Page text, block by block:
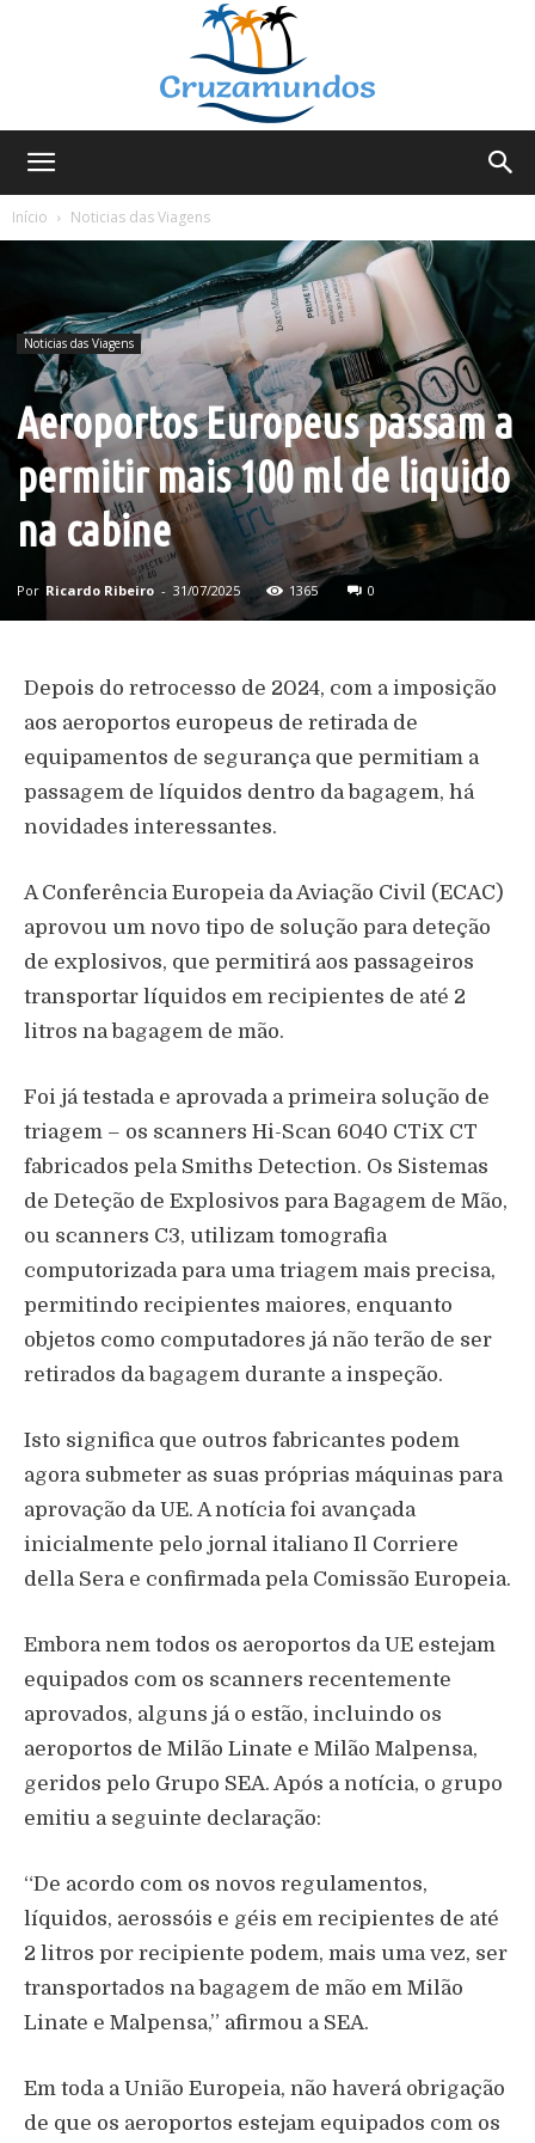
Início
Noticias das Viagens
Noticias das Viagens
Aeroportos Europeus passam a
permitir mais 100 ml de liquido
na cabine
Por Ricardo Ribeiro - 31/07/2025 1365 0
Depois do retrocesso de 2024, com a imposição
aos aeroportos europeus de retirada de
equipamentos de segurança que permitiam a
passagem de líquidos dentro da bagagem, há
novidades interessantes.
A Conferência Europeia da Aviação Civil (ECAC)
aprovou um novo tipo de solução para deteção
de explosivos, que permitirá aos passageiros
transportar líquidos em recipientes de até 2
litros na bagagem de mão.
Foi já testada e aprovada a primeira solução de
triagem – os scanners Hi-Scan 6040 CTiX CT
fabricados pela Smiths Detection. Os Sistemas
de Deteção de Explosivos para Bagagem de Mão,
ou scanners C3, utilizam tomografia
computorizada para uma triagem mais precisa,
permitindo recipientes maiores, enquanto
objetos como computadores já não terão de ser
retirados da bagagem durante a inspeção.
Isto significa que outros fabricantes podem
agora submeter as suas próprias máquinas para
aprovação da UE. A notícia foi avançada
inicialmente pelo jornal italiano Il Corriere
della Sera e confirmada pela Comissão Europeia.
Embora nem todos os aeroportos da UE estejam
equipados com os scanners recentemente
aprovados, alguns já o estão, incluindo os
aeroportos de Milão Linate e Milão Malpensa,
geridos pelo Grupo SEA. Após a notícia, o grupo
emitiu a seguinte declaração:
“De acordo com os novos regulamentos,
líquidos, aerossóis e géis em recipientes de até
2 litros por recipiente podem, mais uma vez, ser
transportados na bagagem de mão em Milão
Linate e Malpensa,” afirmou a SEA.
Em toda a União Europeia, não haverá obrigação
de que os aeroportos estejam equipados com os